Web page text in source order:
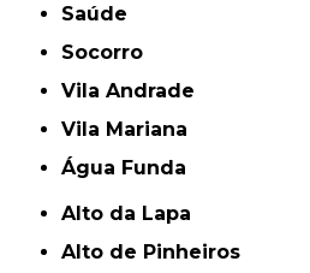
Saúde
Socorro
Vila Andrade
Vila Mariana
Água Funda
Alto da Lapa
Alto de Pinheiros